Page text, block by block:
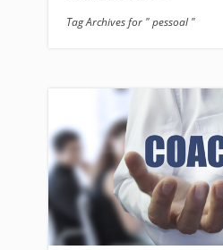
Tag Archives for " pessoal "